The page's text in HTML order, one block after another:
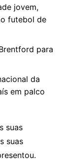
jovem,
futebol de
para
da
em palco
suas
suas